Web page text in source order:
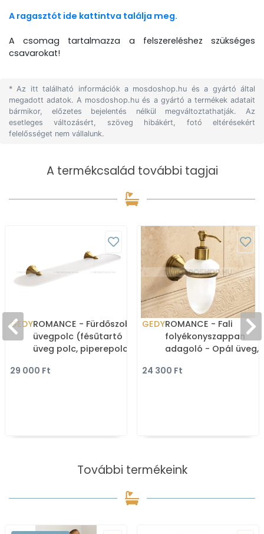
A ragasztót ide kattintva találja meg.
A csomag tartalmazza a felszereléshez szükséges
csavarokat!
* Az itt található információk a mosdoshop.hu és a gyártó által
megadott adatok. A mosdoshop.hu és a gyártó a termékek adatait
bármikor, előzetes bejelentés nélkül megváltoztathatják. Az
esetleges változásért, szöveg hibákért, fotó eltérésekért
felelősséget nem vállalunk.
A termékcsalád további tagjai
GEDYROMANCE - Fürdőszobai
üvegpolc (fésűtartó
üveg polc, piperepolc)
üveg
29 000 Ft
GEDYROMANCE - Fali
folyékonyszappan
adagoló - Opál üveg,
24 300 Ft
További termékeink